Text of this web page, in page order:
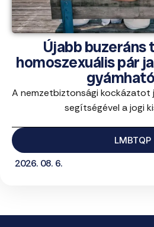
Újabb
homoszexuális pár
A nemzetbiztonsági kockázatot
segítségével a jogi
LMBTQP
2026. 08. 6.